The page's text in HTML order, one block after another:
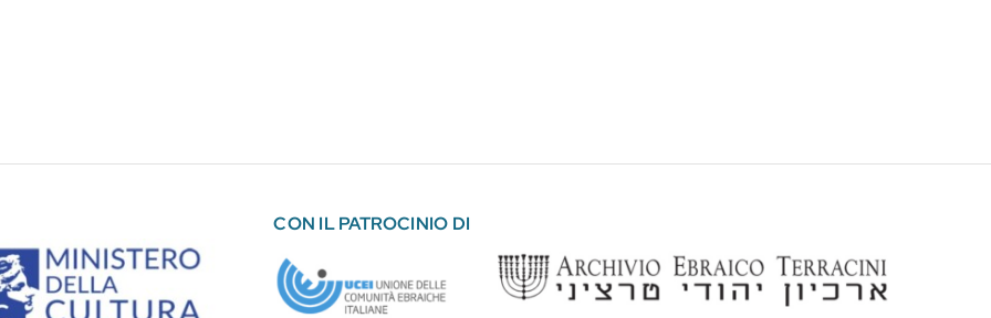
CON IL PATROCINIO DI